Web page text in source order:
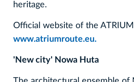
heritage.
Official website of the
www.atriumroute.eu.
'New city' Nowa Huta